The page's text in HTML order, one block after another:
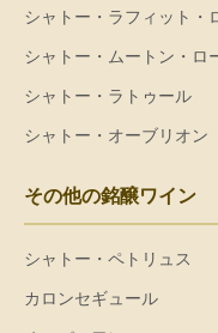
シャトー・ラフィット・
シャトー・ムートン・ロ
シャトー・ラトゥール
シャトー・オーブリオン
その他の銘醸ワイン
シャトー・ペトリュス
カロンセギュール